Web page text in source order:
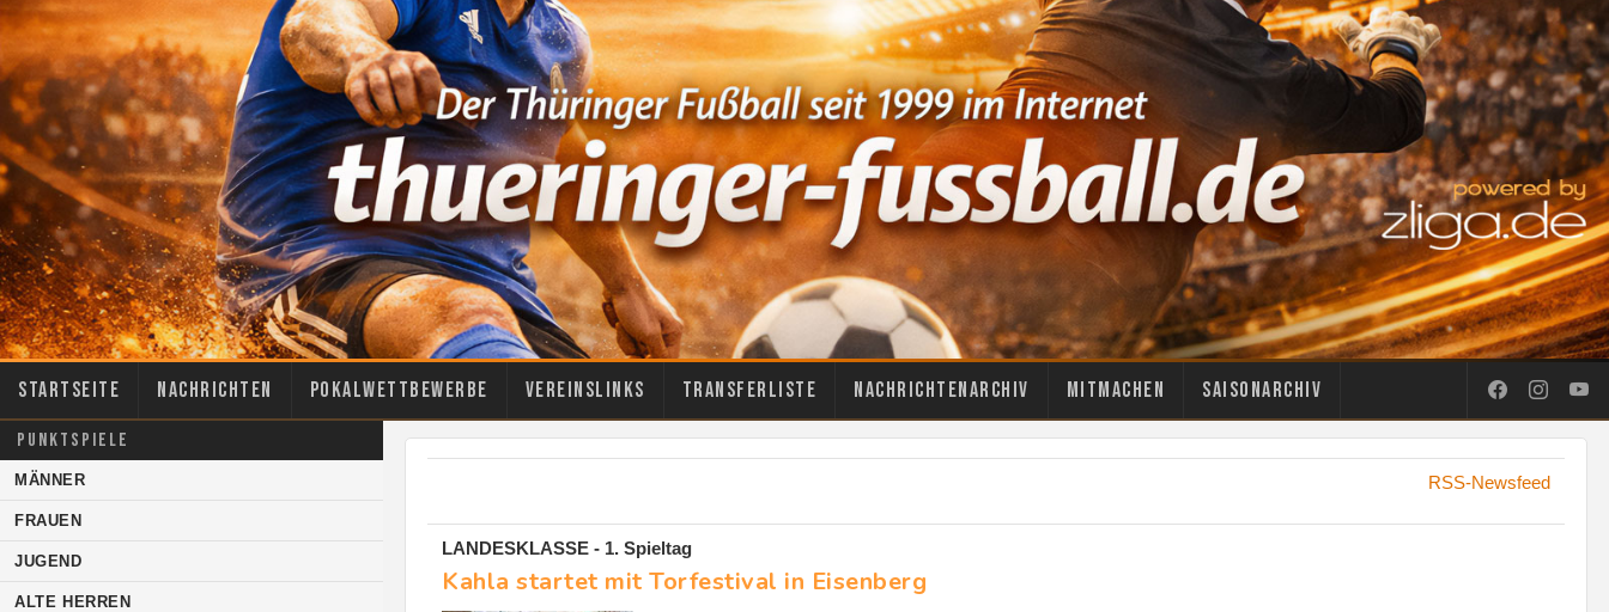
Startseite Nachrichten Pokalwettbewerbe Vereinslinks Transferliste Nachrichtenarchiv Mitmachen Saisonarchiv
PUNKTSPIELE
MÄNNER
FRAUEN
JUGEND
ALTE HERREN
RSS-Newsfeed
LANDESKLASSE - 1. Spieltag
Kahla startet mit Torfestival in Eisenberg